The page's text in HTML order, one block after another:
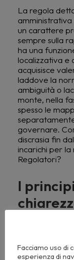
La regola
un carattere
sempre sulla
ha una
localizzativa e
acquisisce
laddove la
ambiguità o
monte, nella
spesso le
governare.
discrasia fin
incarichi per la
Regolatori?
I
legislatore ha
Facciamo uso di
esperienza di